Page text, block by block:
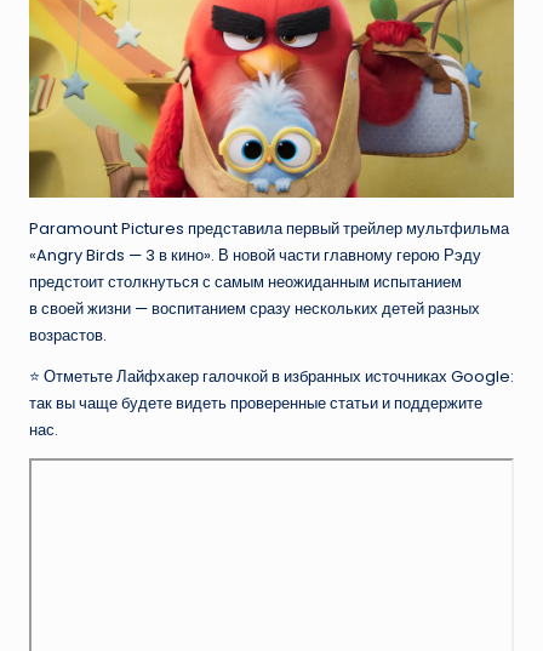
Paramount Pictures представила первый трейлер мультфильма
«Angry Birds — 3 в кино». В новой части главному герою Рэду
предстоит столкнуться с самым неожиданным испытанием
в своей жизни — воспитанием сразу нескольких детей разных
возрастов.
⭐ Отметьте Лайфхакер галочкой в избранных источниках Google:
так вы чаще будете видеть проверенные статьи и поддержите
нас.